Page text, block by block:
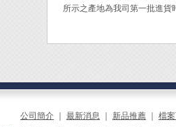
所示之產地為我司第一批進
公司簡介 最新消息 新品推薦
檔